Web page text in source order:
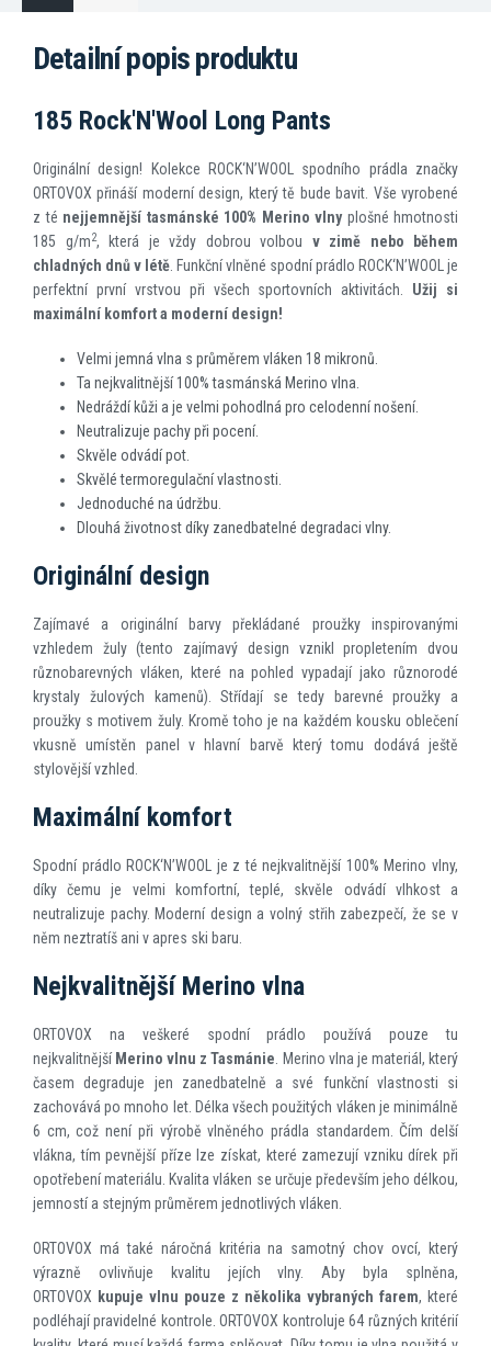
Detailní popis produktu
185 Rock'N'Wool Long Pants
Originální design! Kolekce ROCK‘N’WOOL spodního prádla značky
ORTOVOX přináší moderní design, který tě bude bavit. Vše vyrobené
z té nejjemnější tasmánské 100% Merino vlnyplošné hmotnosti
185 g/m2, která je vždy dobrou volbou v zimě nebo během
chladných dnův létě. Funkční vlněné spodní prádlo ROCK‘N’WOOL je
perfektní první vrstvou při všech sportovních aktivitách. Užij si
maximální komfort a moderní design!
Velmi jemná vlna s průměrem vláken 18 mikronů.
Ta nejkvalitnější 100% tasmánská Merino vlna.
Nedráždí kůži a je velmi pohodlná pro celodenní nošení.
Neutralizuje pachy při pocení.
Skvěle odvádí pot.
Skvělé termoregulační vlastnosti.
Jednoduché na údržbu.
Dlouhá životnost díky zanedbatelné degradaci vlny.
Originální design
Zajímavé a originální barvy překládané proužky inspirovanými
vzhledem žuly (tento zajímavý design vznikl propletením dvou
různobarevných vláken, které na pohled vypadají jako různorodé
krystaly žulových kamenů). Střídají se tedy barevné proužky a
proužky s motivem žuly. Kromě toho je na každém kousku oblečení
vkusně umístěn panel v hlavní barvě který tomu dodává ještě
stylovější vzhled.
Maximální komfort
Spodní prádlo ROCK‘N’WOOL je z té nejkvalitnější 100% Merino vlny,
díky čemu je velmi komfortní, teplé, skvěle odvádí vlhkost a
neutralizuje pachy. Moderní design a volný střih zabezpečí, že se v
něm neztratíš ani v apres ski baru.
Nejkvalitnější Merino vlna
ORTOVOX na veškeré spodní prádlo používá pouze tu
nejkvalitnější Merino vlnu z Tasmánie . Merino vlna je materiál, který
časem degraduje jen zanedbatelně a své funkční vlastnosti si
zachovává po mnoho let. Délka všech použitých vláken je minimálně
6 cm, což není při výrobě vlněného prádla standardem. Čím delší
vlákna, tím pevnější příze lze získat, které zamezují vzniku dírek při
opotřebení materiálu. Kvalita vláken se určuje především jeho délkou,
jemností a stejným průměrem jednotlivých vláken.
ORTOVOX má také náročná kritéria na samotný chov ovcí, který
výrazně ovlivňuje kvalitu jejích vlny. Aby byla splněna,
ORTOVOX kupuje vlnu pouze z několika vybraných farem, které
podléhají pravidelné kontrole. ORTOVOX kontroluje 64 různých kritérií